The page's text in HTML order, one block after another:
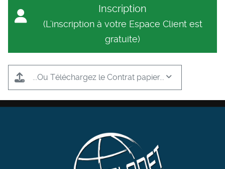
Inscription
(L'inscription à votre Espace Client est
gratuite)
...Ou Téléchargez le Contrat papier...